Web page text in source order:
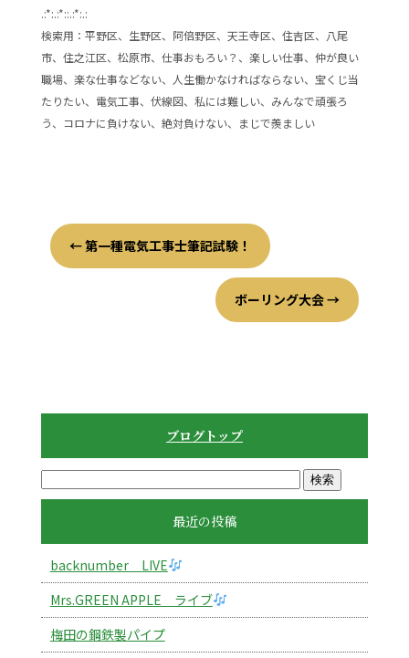
.:*:.:*::.:*:.:
検索用：平野区、生野区、阿倍野区、天王寺区、住吉区、八尾
市、住之江区、松原市、仕事おもろい？、楽しい仕事、仲が良い
職場、楽な仕事などない、人生働かなければならない、宝くじ当
たりたい、電気工事、伏線図、私には難しい、みんなで頑張ろ
う、コロナに負けない、絶対負けない、まじで羨ましい
←第一種電気工事士筆記試験！
ボーリング大会→
ブログトップ
最近の投稿
backnumber LIVE
Mrs.GREEN APPLE ライブ
梅田の鋼鉄製パイプ